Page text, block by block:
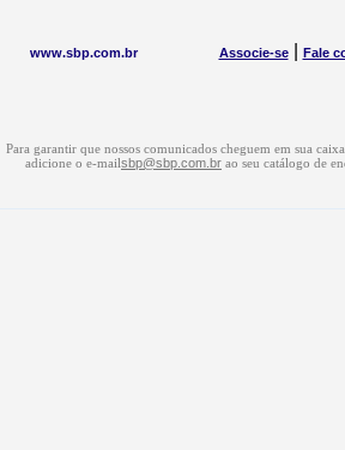
www.sbp.com.br Associe-se| Fale
Para garantir que nossos comunicados cheguem em sua
adicione o e-mailsbp@sbp.com.br ao seu catálogo de